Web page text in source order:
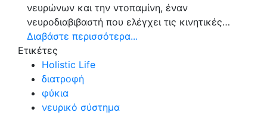
νευρώνων και την ντοπαμίνη, έναν
νευροδιαβιβαστή που ελέγχει τις κινητικές…
Διαβάστε περισσότερα...
Ετικέτες
Holistic Life
διατροφή
φύκια
νευρικό σύστημα